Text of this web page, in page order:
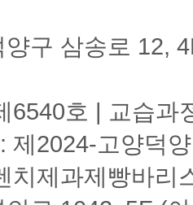
구 삼송로 12,
6540호 | 교습과
제2024-고양덕
치제과제빵바리